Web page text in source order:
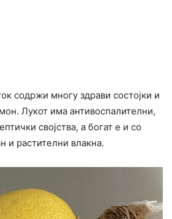
содржи многу здрави состојки и
Лукот има антивоспалителни,
својства, а богат е и со
и растителни влакна.